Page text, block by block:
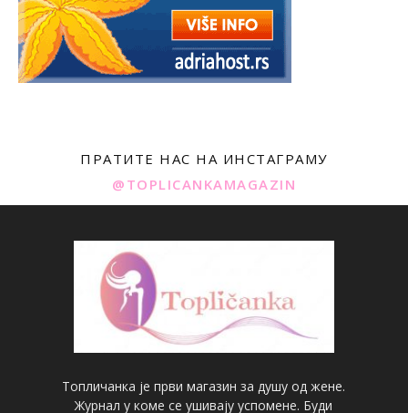
ПРАТИТЕ НАС НА ИНСТАГРАМУ
@TOPLICANKAMAGAZIN
Топличанка је први магазин за душу од жене.
Журнал у коме се ушивају успомене. Буди